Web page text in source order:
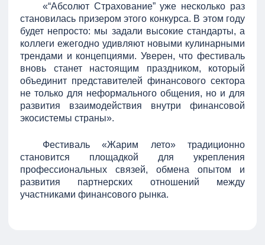
«“Абсолют Страхование” уже несколько раз
становилась призером этого конкурса. В этом году
будет непросто: мы задали высокие стандарты, а
коллеги ежегодно удивляют новыми кулинарными
трендами и концепциями. Уверен, что фестиваль
вновь станет настоящим праздником, который
объединит представителей финансового сектора
не только для неформального общения, но и для
развития взаимодействия внутри финансовой
экосистемы страны».
Фестиваль «Жарим лето» традиционно
становится площадкой для укрепления
профессиональных связей, обмена опытом и
развития партнерских отношений между
участниками финансового рынка.